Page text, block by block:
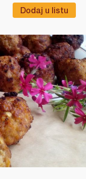
Dodaj u listu